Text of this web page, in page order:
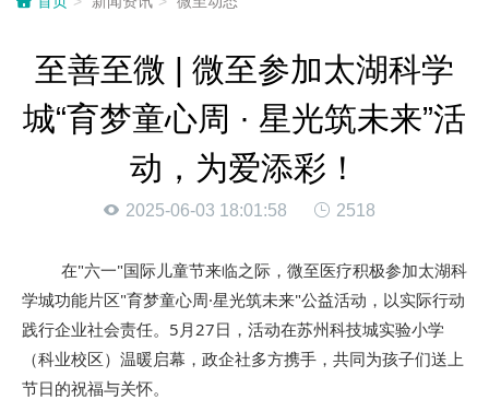
至善至微 | 微至参加太湖科学
城“育梦童心周 · 星光筑未来”活
动，为爱添彩！
2025-06-03 18:01:58 2518
在"六一"国际儿童节来临之际，微至医疗积极参加太湖科
学城功能片区"育梦童心周·星光筑未来"公益活动，以实际行动
践行企业社会责任。5月27日，活动在苏州科技城实验小学
（科业校区）温暖启幕，政企社多方携手，共同为孩子们送上
节日的祝福与关怀。